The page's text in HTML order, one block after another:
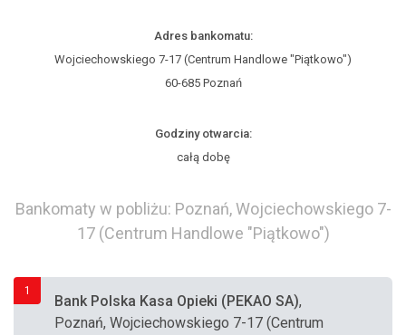
Adres bankomatu:
Wojciechowskiego 7-17 (Centrum Handlowe "Piątkowo")
60-685 Poznań
Godziny otwarcia:
całą dobę
Bankomaty w pobliżu: Poznań, Wojciechowskiego 7-
17 (Centrum Handlowe "Piątkowo")
1
Bank Polska Kasa Opieki (PEKAO SA),
Poznań, Wojciechowskiego 7-17 (Centrum